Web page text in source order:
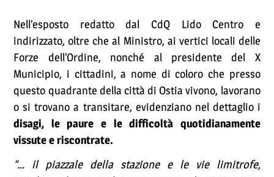
Nell’esposto redatto dal CdQ Lido Centro e
indirizzato, oltre che al Ministro, ai vertici locali delle
Forze dell’Ordine, nonché al presidente del X
Municipio, i cittadini, a nome di coloro che presso
questo quadrante della città di Ostia vivono, lavorano
o si trovano a transitare, evidenziano nel dettaglio i
disagi, le paure e le difficoltà quotidianamente
vissute e riscontrate.
“… il piazzale della stazione e le vie limitrofe,